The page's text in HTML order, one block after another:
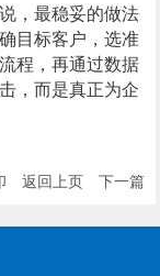
，最稳妥的做法
目标客户，选准
程，再通过数据
，而是真正为企
返回上页 下一篇